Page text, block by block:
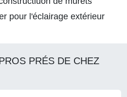
pour l'éclairage extérieur
PRÉS DE CHEZ